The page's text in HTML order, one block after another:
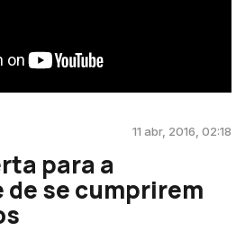
11 abr, 2016, 02:18
para a
de se cumprirem